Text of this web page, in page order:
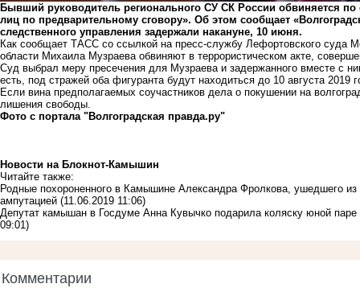
Бывший руководитель регионального СУ СК России обвиняется по
лиц по предварительному сговору». Об этом сообщает
следственного управления задержали накануне, 10 июня.
Как сообщает ТАСС со ссылкой на пресс-службу Лефортовского суда
области Михаила Музраева обвиняют в террористическом акте,
Суд выбрал меру пресечения для Музраева и задержанного вместе с
есть, под стражей оба фигуранта будут находиться до 10 августа 2019
Если вина предполагаемых соучастников дела о покушении на
лишения свободы.
Фото с портала "Волгоградская правда.ру"
Новости на Блoкнoт-Камышин
Читайте также:
Родные похороненного в Камышине Александра Фролкова, ушедшего
ампутацией (11.06.2019 11:06)
Депутат камышан в Госдуме Анна Кувычко подарила коляску юной
09:01)
Комментарии